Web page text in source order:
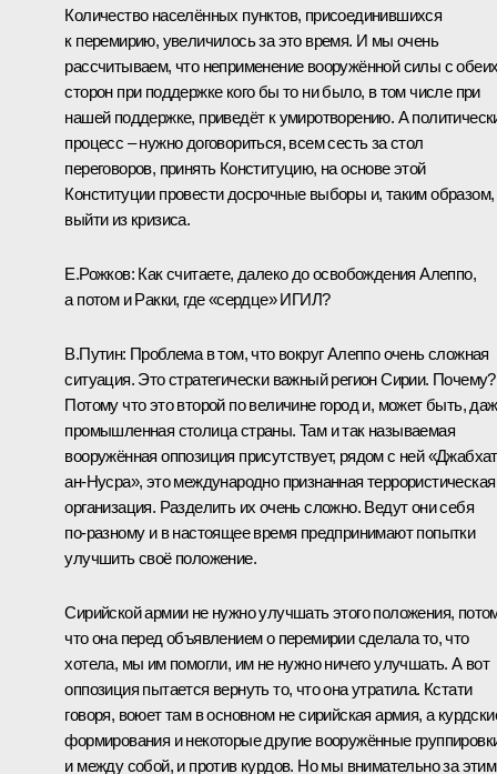
Количество населённых пунктов, присоединившихся
к перемирию, увеличилось за это время. И мы очень
рассчитываем, что неприменение вооружённой силы с
сторон при поддержке кого бы то ни было, в том числе при
нашей поддержке, приведёт к умиротворению. А
процесс – нужно договориться, всем сесть за стол
переговоров, принять Конституцию, на основе этой
Конституции провести досрочные выборы и, таким образом,
выйти из кризиса.
Е.Рожков: Как считаете, далеко до освобождения Алеппо,
а потом и Ракки, где «сердце» ИГИЛ?
В.Путин: Проблема в том, что вокруг Алеппо очень сложная
ситуация. Это стратегически важный регион Сирии. Почему?
Потому что это второй по величине город и, может быть,
промышленная столица страны. Там и так называемая
вооружённая оппозиция присутствует, рядом с ней «Джабхат
ан-Нусра», это международно признанная террористическая
организация. Разделить их очень сложно. Ведут они себя
по‑разному и в настоящее время предпринимают попытки
улучшить своё положение.
Сирийской армии не нужно улучшать этого положения,
что она перед объявлением о перемирии сделала то, что
хотела, мы им помогли, им не нужно ничего улучшать. А вот
оппозиция пытается вернуть то, что она утратила. Кстати
говоря, воюет там в основном не сирийская армия, а
формирования и некоторые другие вооружённые
и между собой, и против курдов. Но мы внимательно за этим